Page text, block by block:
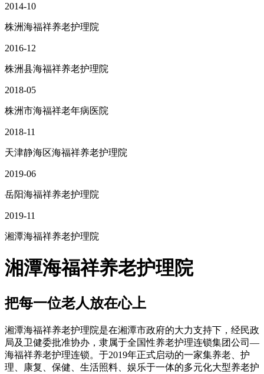
2014-10
株洲海福祥养老护理院
2016-12
株洲县海福祥养老护理院
2018-05
株洲市海福祥老年病医院
2018-11
天津静海区海福祥养老护理院
2019-06
岳阳海福祥养老护理院
2019-11
湘潭海福祥养老护理院
湘潭海福祥养老护理院
把每一位老人放在心上
湘潭海福祥养老护理院是在湘潭市政府的大力支持下，经民政
局及卫健委批准协办，隶属于全国性养老护理连锁集团公司—
海福祥养老护理连锁。于2019年正式启动的一家集养老、护
理、康复、保健、生活照料、娱乐于一体的多元化大型养老护